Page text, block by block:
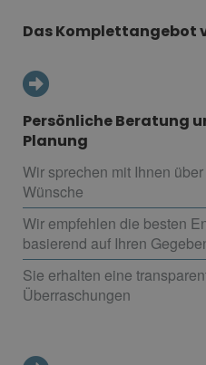
Das Komplettangebot
Persönliche Beratung
Planung
Wir sprechen mit Ihnen
Wünsche
Wir empfehlen die besten
basierend auf Ihren
Sie erhalten eine
Überraschungen